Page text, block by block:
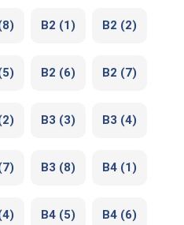
В2 (1) В2 (2)
В2 (6) В2 (7)
В3 (3) В3 (4)
В3 (8) В4 (1)
В4 (5) В4 (6)